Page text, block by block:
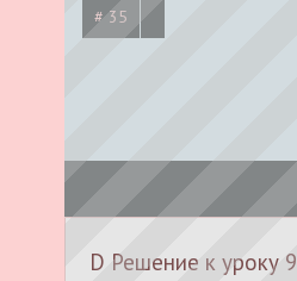
# 35
D Решение к уроку 9